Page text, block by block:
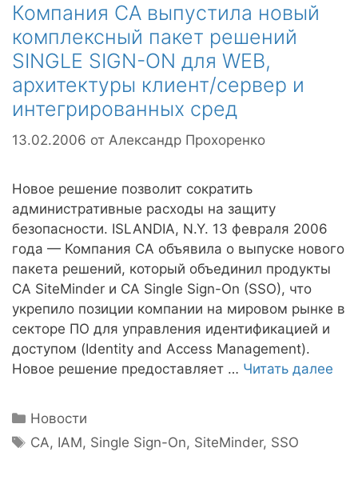
Компания CA выпустила новый
комплексный пакет решений
SINGLE SIGN-ON для WEB,
архитектуры клиент/сервер и
интегрированных сред
13.02.2006 от Александр Прохоренко
Новое решение позволит сократить
административные расходы на защиту
безопасности. ISLANDIA, N.Y. 13 февраля 2006
года — Компания CA объявила о выпуске нового
пакета решений, который объединил продукты
CA SiteMinder и CA Single Sign-On (SSO), что
укрепило позиции компании на мировом рынке в
секторе ПО для управления идентификацией и
доступом (Identity and Access Management).
Новое решение предоставляет … Читать далее
Рубрики
Новости
Метки
CA, IAM, Single Sign-On, SiteMinder, SSO